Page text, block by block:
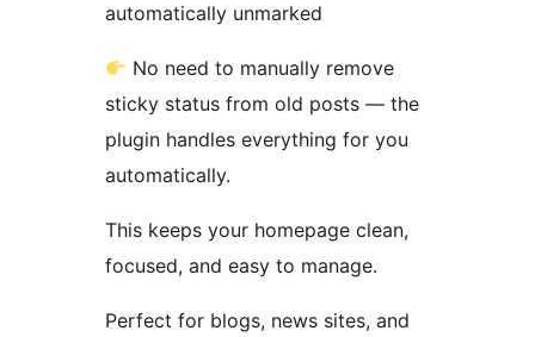
automatically unmarked
No need to manually remove
sticky status from old posts — the
plugin handles everything for you
automatically.
This keeps your homepage clean,
focused, and easy to manage.
Perfect for blogs, news sites, and